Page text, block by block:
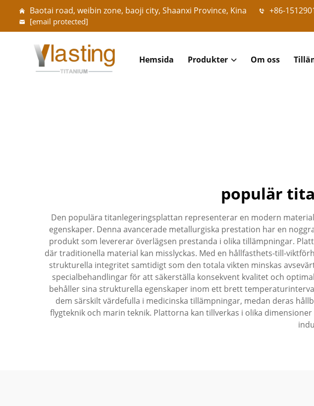
Baotai road, weibin zone, baoji city, Shaanxi Province, Kina +86-
[email protected]
Hemsida Produkter Om oss
populär
Den populära titanlegeringsplattan representerar en modern
egenskaper. Denna avancerade metallurgiska prestation har en
produkt som levererar överlägsen prestanda i olika tillämpningar.
där traditionella material kan misslyckas. Med en hållfasthets-till-
strukturella integritet samtidigt som den totala vikten minskas
specialbehandlingar för att säkerställa konsekvent kvalitet och
behåller sina strukturella egenskaper inom ett brett
dem särskilt värdefulla i medicinska tillämpningar, medan deras
flygteknik och marin teknik. Plattorna kan tillverkas i olika